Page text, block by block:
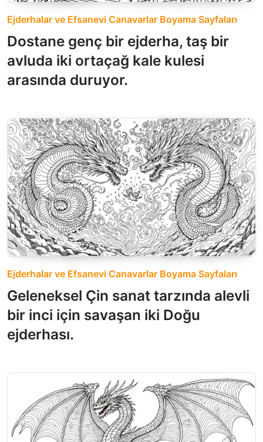
Ejderhalar ve Efsanevi Canavarlar Boyama Sayfaları
Dostane genç bir ejderha, taş bir
avluda iki ortaçağ kale kulesi
arasında duruyor.
Ejderhalar ve Efsanevi Canavarlar Boyama Sayfaları
Geleneksel Çin sanat tarzında alevli
bir inci için savaşan iki Doğu
ejderhası.